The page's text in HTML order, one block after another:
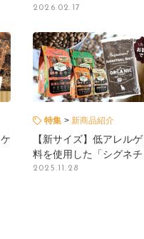
2026.02.17
特集 新商品紹介
【新サイズ】低アレル
料を使用した「シグネ
2025.11.28